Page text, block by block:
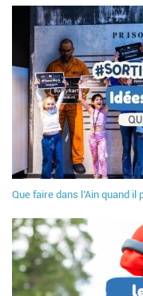
Que faire dans l’Ain quand